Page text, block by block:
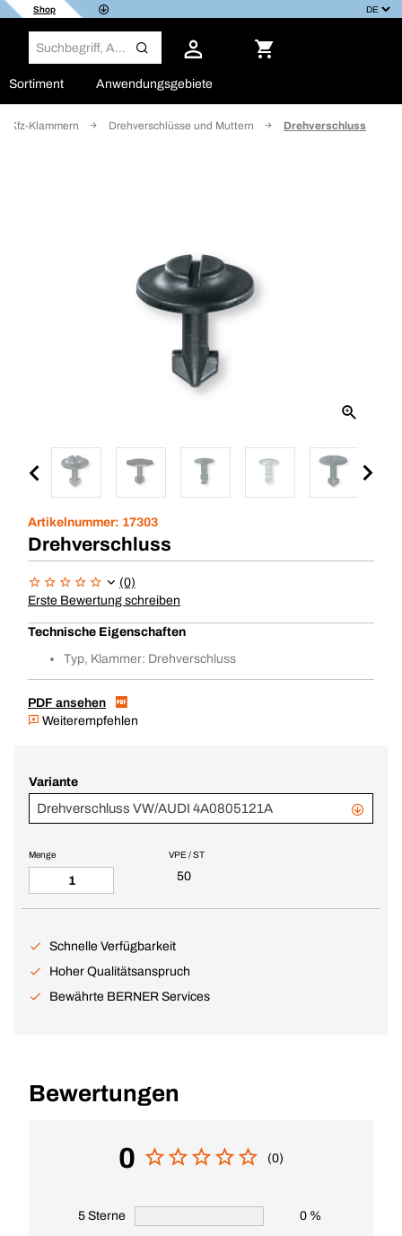
Shop
Sortiment Anwendungsgebiete
Kfz-Klammern Drehverschlüsse und Muttern Drehverschluss
Artikelnummer: 17303
Drehverschluss
(0)
Erste Bewertung schreiben
Technische Eigenschaften
Typ, Klammer: Drehverschluss
PDF ansehen
Weiterempfehlen
Variante
Drehverschluss VW/AUDI 4A0805121A
VPE / ST
50
Menge
Schnelle Verfügbarkeit
Hoher Qualitätsanspruch
Bewährte BERNER Services
Bewertungen
0 (0)
5 Sterne 0 %